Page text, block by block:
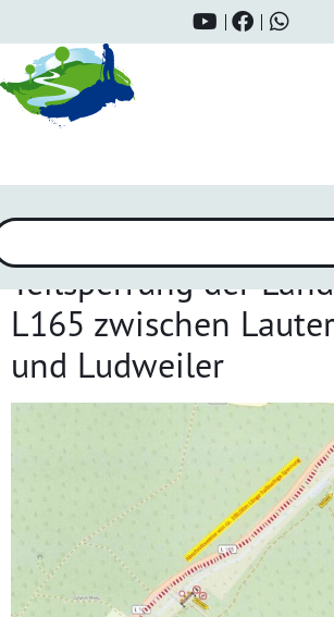
Schlagwort:
Teilsperrung der
L165 zwischen
und Ludweiler